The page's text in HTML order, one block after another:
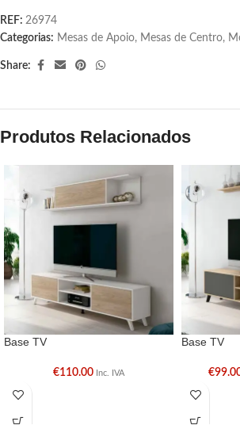
REF: 26974
Categorias: Mesas de Apoio, Mesas de Centro,
Share:
Produtos Relacionados
Base TV
€110.00 Inc. IVA
Base TV
€